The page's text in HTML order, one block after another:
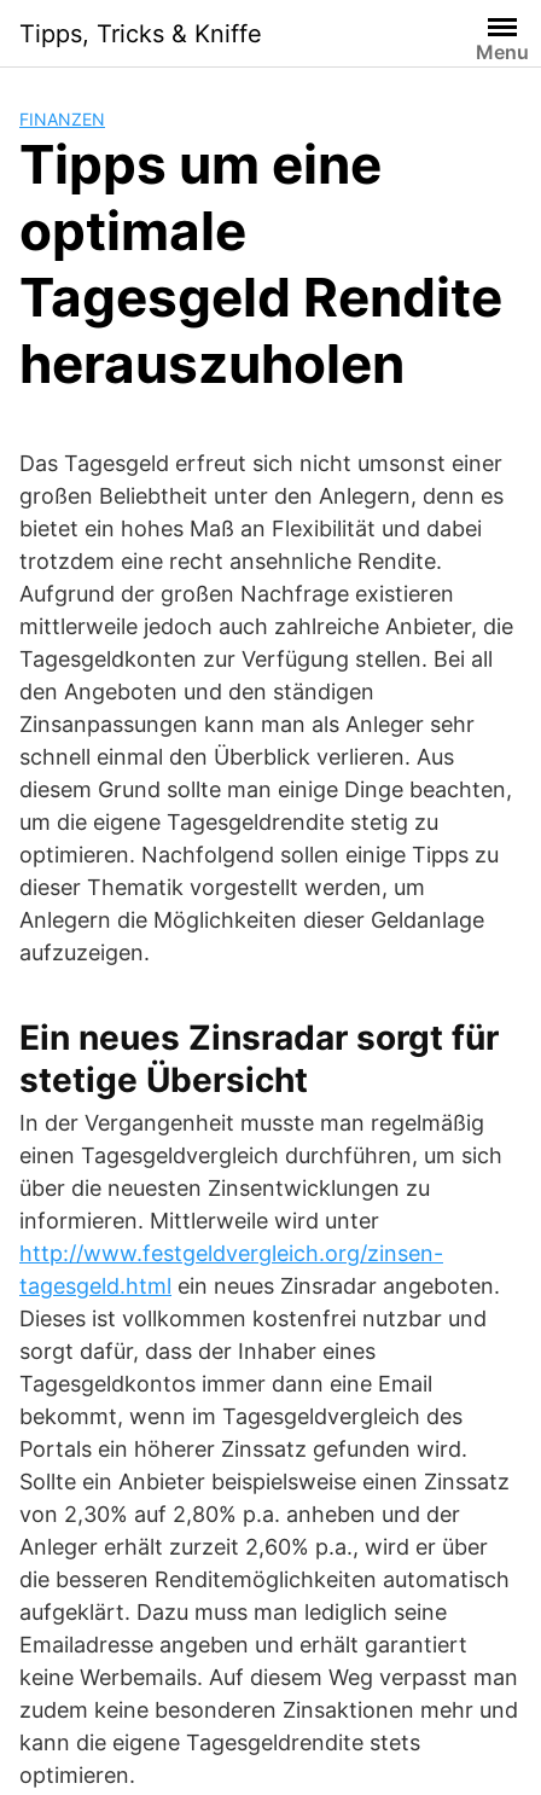
content
Tipps, Tricks & Kniffe
Menu
FINANZEN
Tipps um eine
optimale
Tagesgeld Rendite
herauszuholen
Das Tagesgeld erfreut sich nicht umsonst einer
großen Beliebtheit unter den Anlegern, denn es
bietet ein hohes Maß an Flexibilität und dabei
trotzdem eine recht ansehnliche Rendite.
Aufgrund der großen Nachfrage existieren
mittlerweile jedoch auch zahlreiche Anbieter, die
Tagesgeldkonten zur Verfügung stellen. Bei all
den Angeboten und den ständigen
Zinsanpassungen kann man als Anleger sehr
schnell einmal den Überblick verlieren. Aus
diesem Grund sollte man einige Dinge beachten,
um die eigene Tagesgeldrendite stetig zu
optimieren. Nachfolgend sollen einige Tipps zu
dieser Thematik vorgestellt werden, um
Anlegern die Möglichkeiten dieser Geldanlage
aufzuzeigen.
Ein neues Zinsradar sorgt für
stetige Übersicht
In der Vergangenheit musste man regelmäßig
einen Tagesgeldvergleich durchführen, um sich
über die neuesten Zinsentwicklungen zu
informieren. Mittlerweile wird unter
http://www.festgeldvergleich.org/zinsen-
tagesgeld.html ein neues Zinsradar angeboten.
Dieses ist vollkommen kostenfrei nutzbar und
sorgt dafür, dass der Inhaber eines
Tagesgeldkontos immer dann eine Email
bekommt, wenn im Tagesgeldvergleich des
Portals ein höherer Zinssatz gefunden wird.
Sollte ein Anbieter beispielsweise einen Zinssatz
von 2,30% auf 2,80% p.a. anheben und der
Anleger erhält zurzeit 2,60% p.a., wird er über
die besseren Renditemöglichkeiten automatisch
aufgeklärt. Dazu muss man lediglich seine
Emailadresse angeben und erhält garantiert
keine Werbemails. Auf diesem Weg verpasst man
zudem keine besonderen Zinsaktionen mehr und
kann die eigene Tagesgeldrendite stets
optimieren.